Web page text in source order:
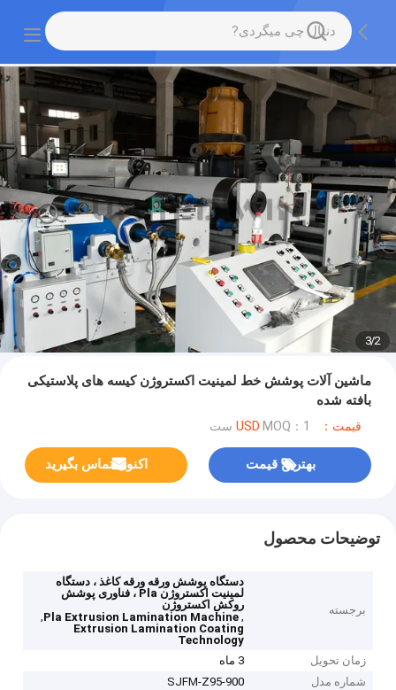
2
/
3
ماشین آلات پوشش خط لمینیت اکستروژن کیسه های پلاستیکی
بافته شده
قیمت：USD MOQ：1 ست
بهترین قیمت اکنون تماس بگیرید
توضیحات محصول
برجسته
دستگاه پوشش ورقه ورقه کاغذ ، دستگاه
لمینیت اکستروژن Pla ، فناوری پوشش
روکش اکستروژن
,
Pla Extrusion Lamination Machine
,
Extrusion Lamination Coating
Technology
زمان تحویل
3 ماه
شماره مدل
SJFM-Z95-900